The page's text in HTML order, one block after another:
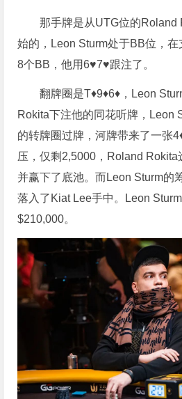
那手牌是从UTG位的Roland
始的，Leon Sturm处于BB位，
8个BB，他用6♥7♥跟注了。
翻牌圈是T♦9♦6♦，Leon
Rokita下注他的同花听牌，Leon
的转牌圈过牌，河牌带来了一张
压，仅剩2,5000，Roland Rokita
并赢下了底池。而Leon Sturm的
落入了Kiat Lee手中。Leon
$210,000。